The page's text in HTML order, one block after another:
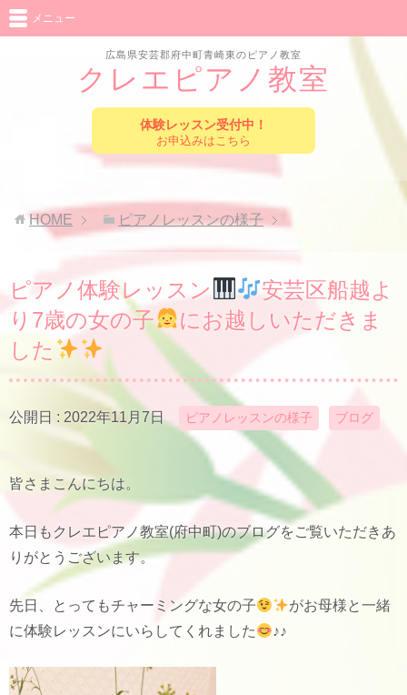
広島県安芸郡府中町青崎東のピアノ教室
クレエピアノ教室
体験レッスン受付中！
お申込みはこちら
メニュー
HOME ピアノレッスンの様子
ピアノ体験レッスン
安芸区船越よ
り7歳の女の子
にお越しいただきま
した
公開日 : 2022年11月7日 ピアノレッスンの様子 ブログ
皆さまこんにちは。
本日もクレエピアノ教室(府中町)のブログをご覧いただきあ
りがとうございます。
先日、とってもチャーミングな女の子
がお母様と一緒
に体験レッスンにいらしてくれました
♪♪